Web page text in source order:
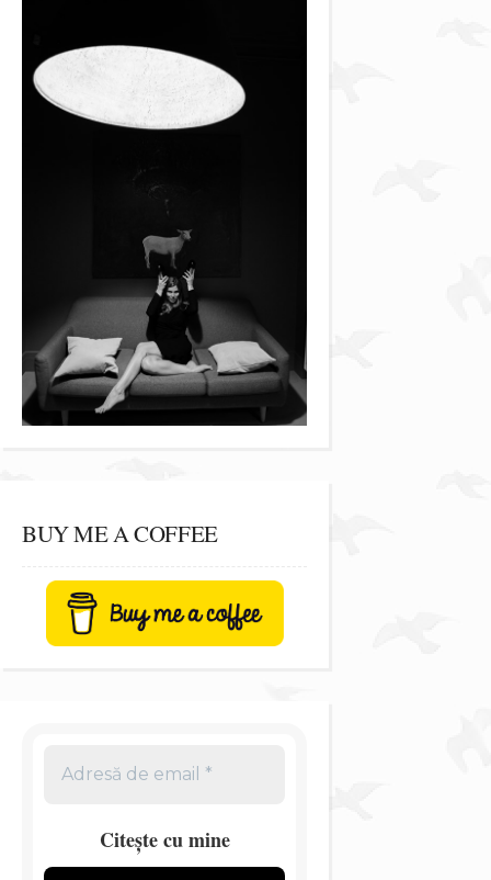
BUY ME A COFFEE
Citește cu mine